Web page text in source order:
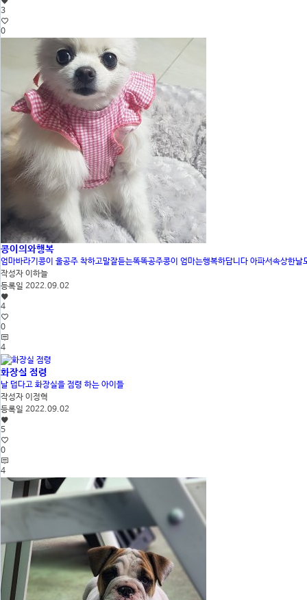
3
0
콩이의와행복
엄마바라기콩이 울공주 착하고말잘듣는똑똑공주콩이 엄마는행복하답니다 아파서속상한
작성자 이하늘
등록일 2022.09.02
4
0
4
화장실 점령
날 덥다고 화장실을 점령 하는 아이들
작성자 이정혁
등록일 2022.09.02
5
0
4